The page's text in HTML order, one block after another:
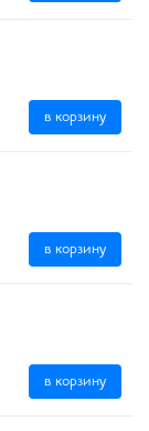
в корзину
в корзину
в корзину